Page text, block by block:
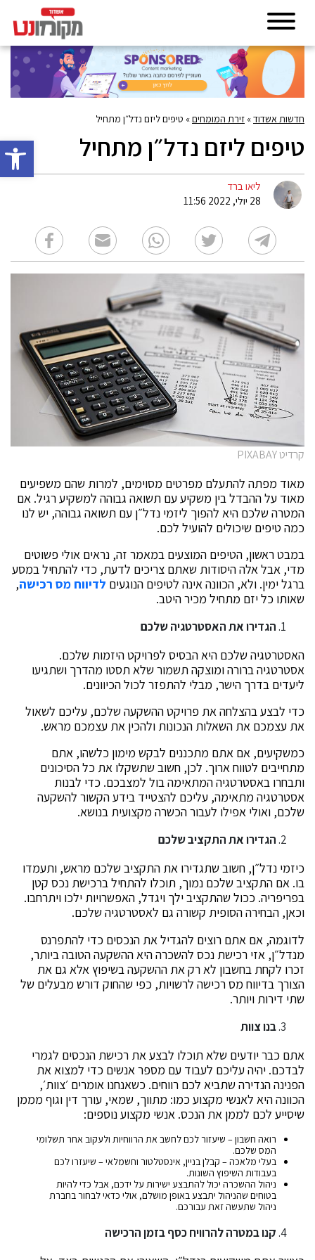
פתח
חדשות אשדוד» זירת המומחים» טיפים ליזם נדל״ן מתחיל
טיפים ליזם נדל״ן מתחיל
ליאו ברד
28 יולי, 2022 11:56
קרדיט PIXABAY
מאוד מפתה להתעלם מפרטים מסוימים, למרות שהם משפיעים
מאוד על ההבדל בין משקיע עם תשואה גבוהה למשקיע רגיל. אם
המטרה שלכם היא להפוך ליזמי נדל״ן עם תשואה גבוהה, יש לנו
כמה טיפים שיכולים להועיל לכם.
במבט ראשון, הטיפים המוצעים במאמר זה, נראים אולי פשוטים
מדי, אבל אלה היסודות שאתם צריכים לדעת, כדי להתחיל במסע
ברגל ימין. ולא, הכוונה אינה לטיפים הנוגעים לדיווח מס רכישה,
שאותו כל יזם מתחיל מכיר היטב.
הגדירו את האסטרטגיה שלכם
האסטרטגיה שלכם היא הבסיס לפרויקט היזמות שלכם.
אסטרטגיה ברורה ומוצקה תשמור שלא תסטו מהדרך ושתגיעו
ליעדים בדרך הישר, מבלי להתפזר לכול הכיוונים.
כדי לבצע בהצלחה את פרויקט ההשקעה שלכם, עליכם לשאול
את עצמכם את השאלות הנכונות ולהכין את עצמכם מראש.
כמשקיעים, אם אתם מתכננים לבקש מימון כלשהו, אתם
מתחייבים לטווח ארוך. לכן, חשוב שתשקלו את כל הסיכונים
ותבחרו באסטרטגיה המתאימה בול למצבכם. כדי לבנות
אסטרטגיה מתאימה, עליכם להצטייד בידע הקשור להשקעה
שלכם, ואולי אפילו לעבור הכשרה מקצועית בנושא.
הגדירו את התקציב שלכם
כיזמי נדל״ן, חשוב שתגדירו את התקציב שלכם מראש, ותעמדו
בו. אם התקציב שלכם נמוך, תוכלו להתחיל ברכישת נכס קטן
בפריפריה. ככול שהתקציב ילך ויגדל, האפשרויות ילכו ויתרחבו.
וכאן, הבחירה הסופית קשורה גם לאסטרטגיה שלכם.
לדוגמה, אם אתם רוצים להגדיל את הנכסים כדי להתפרנס
מנדל״ן, אזי רכישת נכס להשכרה היא ההשקעה הטובה ביותר,
זכרו לקחת בחשבון לא רק את ההשקעה בשיפוץ אלא גם את
הצורך בדיווח מס רכישה לרשויות, כפי שהחוק דורש מבעלים של
שתי דירות ויותר.
בנו צוות
אתם כבר יודעים שלא תוכלו לבצע את רכישת הנכסים לגמרי
לבדכם. יהיה עליכם לעבוד עם מספר אנשים כדי למצוא את
הפנינה הנדירה שתביא לכם רווחים. כשאנחנו אומרים ׳צוות׳,
הכוונה היא לאנשי מקצוע כמו: מתווך, שמאי, עורך דין וגוף מממן
שיסייע לכם לממן את הנכס. אנשי מקצוע נוספים:
רואה חשבון – שיעזור לכם לחשב את הרווחיות ולעקוב אחר תשלומי
המס שלכם.
בעלי מלאכה – קבלן בניין, אינסטלטור וחשמלאי – שיעזרו לכם
בעבודות השיפוץ השונות.
ניהול ההשכרה יכול להתבצע ישירות על ידכם, אבל כדי להיות
בטוחים שהניהול יתבצע באופן מושלם, אולי כדאי לבחור בחברת
ניהול שתעשה זאת עבורכם.
קנו במטרה להרוויח כסף בזמן הרכישה